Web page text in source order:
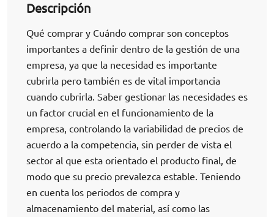
Descripción
Qué comprar y Cuándo comprar son conceptos
importantes a definir dentro de la gestión de una
empresa, ya que la necesidad es importante
cubrirla pero también es de vital importancia
cuando cubrirla. Saber gestionar las necesidades es
un factor crucial en el funcionamiento de la
empresa, controlando la variabilidad de precios de
acuerdo a la competencia, sin perder de vista el
sector al que esta orientado el producto final, de
modo que su precio prevalezca estable. Teniendo
en cuenta los periodos de compra y
almacenamiento del material, así como las